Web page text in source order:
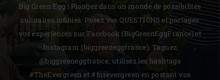
Big Green Egg ! Plongez dans un monde de possibilités
culinaires infinies. Posez vos QUESTIONS et partagez
vos expériences sur Facebook (BigGreenEggFrance) et
Instagram (biggreeneggfrance). Taguez
@biggreeneggfrance, utilisez les hashtags
#TheEvergreen et #forevergreen en postant vos